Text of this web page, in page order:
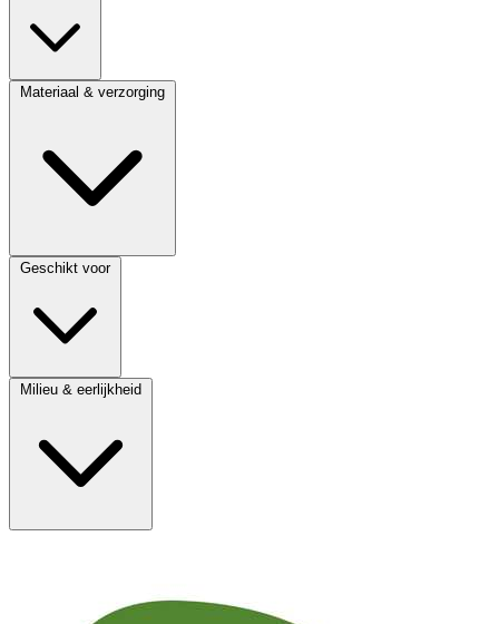
Materiaal & verzorging
Geschikt voor
Milieu & eerlijkheid